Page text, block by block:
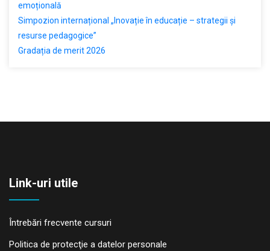
emoțională
Simpozion internațional „Inovație în educație – strategii și
resurse pedagogice”
Gradația de merit 2026
Link-uri utile
Întrebări frecvente cursuri
Politica de protecţie a datelor personale